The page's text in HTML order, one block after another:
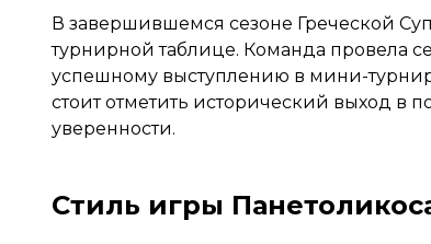
В завершившемся сезоне Греческой
турнирной таблице. Команда провела
успешному выступлению в мини-
стоит отметить исторический выход в
уверенности.
Стиль игры